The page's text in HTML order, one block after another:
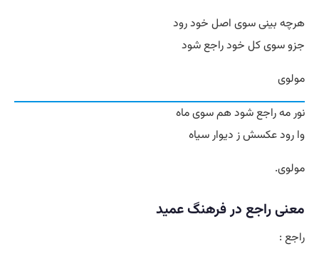
هرچه بینی سوی اصل خود رود
جزو سوی کل خود راجع شود
مولوی
نور مه راجع شود هم سوی ماه
وا رود عکسش ز دیوار سیاه
مولوی.
معنی راجع در فرهنگ عمید
راجع :